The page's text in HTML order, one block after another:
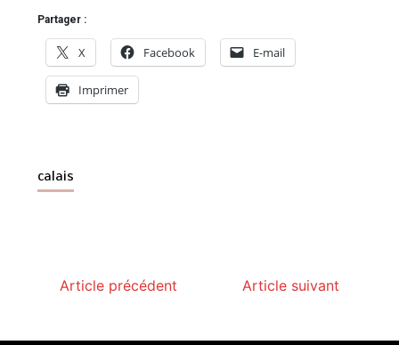
Partager :
X Facebook E-mail
Imprimer
calais
Article précédent Article suivant